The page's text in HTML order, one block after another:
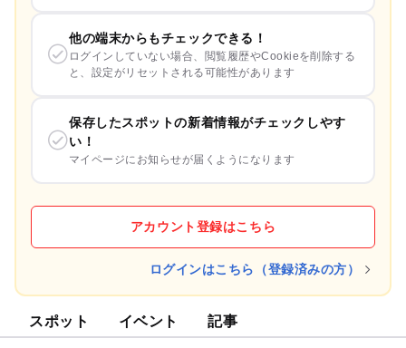
他の端末からもチェックできる！
ログインしていない場合、閲覧履歴やCookieを削除する
と、設定がリセットされる可能性があります
保存したスポットの新着情報がチェックしやす
い！
マイページにお知らせが届くようになります
アカウント登録はこちら
ログインはこちら（登録済みの方）
スポット イベント 記事